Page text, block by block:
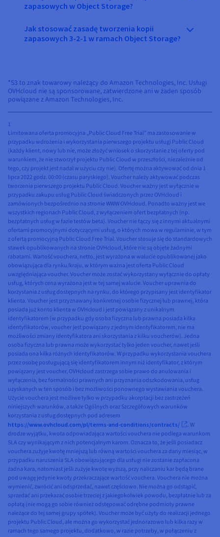
zapasowych w Object Storage?
Jak stosować zasadę tworzenia kopii
zapasowych 3-2-1 w ramach Object Storage?
*S3 to znak towarowy należący do Amazon Technologies, Inc. Usługi
OVHcloud nie są sponsorowane, zatwierdzone ani w żaden sposób
powiązane z Amazon Technologies, Inc.
1
Limitowana oferta promocyjna „Public Cloud Free Trial” ma zastosowanie w
przypadku wdrożenia i wykorzystania pierwszego projektu usługi Public Cloud
(każdy klient, nowy lub nie, może złożyć wniosek o skorzystanie z tej oferty pod
warunkiem, że nie stworzył projektu Public Cloud w przeszłości, niezależnie od
tego, czy projekt jest nadal w użyciu czy nie). Ofertę można aktywować od dnia 1
lipca 2022 godz. 00:00 (czasu paryskiego). Voucher należy aktywować podczas
tworzenia pierwszego projektu Public Cloud. Voucher ważny jest wyłącznie w
przypadku zakupu usług Public Cloud świadczonych przez OVHcloud i
zamówionych bezpośrednio na stronie WWW OVHcloud. Ponadto ważny jest we
wszystkich regionach Public Cloud, z wyłączeniem ofert bezpłatnych (np.
bezpłatnych usług w fazie testów beta). Voucher nie łączy się z innymi aktualnymi
ofertami promocyjnymi dotyczącymi usług, o których mowa w regulaminie, w tym
z ofertą promocyjną Public Cloud Free Trial. Voucher stosuje się do standardowych
stawek opublikowanych na stronie OVHcloud, które nie są objęte żadnymi
rabatami. Wartość vouchera, netto, jest wyrażona w walucie opublikowanej jako
obowiązująca dla rynku/kraju, w którym ważna jest oferta Public Cloud
uwzględniająca voucher. Voucher może zostać wykorzystany wyłącznie do opłaty
usług, których cena wyrażona jest w tej samej walucie. Voucher uprawnia do
korzystania z usług dostępnych na rynku, do którego przypisany jest identyfikator
klienta. Voucher jest przyznawany konkretnej osobie fizycznej lub prawnej, która
posiada już konto klienta w OVHcloud i jest powiązany z unikalnym
identyfikatorem (w przypadku gdy osoba fizyczna lub prawna posiada kilka
identyfikatorów, voucher jest powiązany z jednym identyfikatorem, nie ma
możliwości zmiany identyfikatora ani skorzystania z kilku voucherów). Jedna
osoba fizyczna lub prawna może wykorzystać tylko jeden voucher, nawet jeśli
posiada ona kilka różnych identyfikatorów. W przypadku wykorzystania vouchera
przez osobę posługującą się identyfikatorem innym niż identyfikator, z którym
powiązany jest voucher, OVHcloud zastrzega sobie prawo do anulowania i
wyłączenia, bez formalności prawnych ani przyznania odszkodowania, usług
uzyskanych w ten sposób i bez możliwości ponownego wystawiania vouchera.
Użycie vouchera jest możliwe tylko w przypadku akceptacji bez zastrzeżeń
niniejszych warunków, a także Ogólnych oraz Szczegółowych warunków
korzystania z usług dostępnych pod adresem
https://www.ovhcloud.com/pl/terms-and-conditions/contracts/
. W
drodze wyjątku, kwota odpowiadająca wartości vouchera nie podlega warunkom
SLA czy wynikającym z nich potencjalnym karom. Oznacza to, że jeśli posiadacz
vouchera zużyje kwotę mniejszą lub równą wartości vouchera za dany miesiąc, w
przypadku naruszenia SLA obowiązującego dla usługi nie zostanie zapłacona
żadna kara, natomiast jeśli zużyje kwotę wyższą, przy naliczaniu kar będą brane
pod uwagę jedynie kwoty przekraczające wartość vouchera. Vouchera nie można
wymienić, zwrócić ani odsprzedać, nawet częściowo. Nie można go odstąpić,
sprzedać ani przekazać osobie trzeciej z jakiegokolwiek powodu, bezpłatnie lub za
opłatą (nie mogą go sobie również odstępować odrębne podmioty prawne
należące do tej samej grupy spółek). Voucher może być użyty do realizacji jednego
projektu Public Cloud, ale można go wykorzystać jednorazowo lub kilka razy w
ramach tego samego projektu, dodatkowo, w razie potrzeby, w połączeniu z